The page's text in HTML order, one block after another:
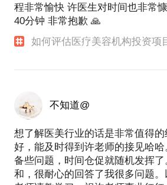
程非常愉快 许医生对时间也非常
40分钟 非常抱歉 🙏
如何评估医疗美容机构投资项
不知道@
想了解医美行业的话是非常值得的
好，能及时得到许老师的接见哈
备些问题，时间仓促就随机发挥
和，很耐心的回答了我很多问题